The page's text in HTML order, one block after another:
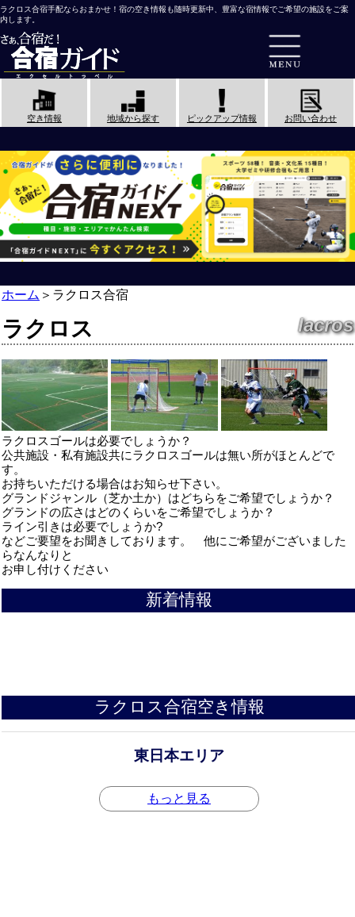
ラクロス合宿手配ならおまかせ！宿の空き情報も随時更新中、豊富な宿情報でご希望の施設をご案
内します。
空き情報 地域から探す ピックアップ情報 お問い合わせ
ホーム ＞ ラクロス合宿
ラクロス lacros
ラクロスゴールは必要でしょうか？
公共施設・私有施設共にラクロスゴールは無い所がほとんどで
す。
お持ちいただける場合はお知らせ下さい。
グランドジャンル（芝か土か）はどちらをご希望でしょうか？
グランドの広さはどのくらいをご希望でしょうか？
ライン引きは必要でしょうか?
などご要望をお聞きしております。 他にご希望がございました
らなんなりと
お申し付けください
新着情報
ラクロス合宿空き情報
東日本エリア
もっと見る